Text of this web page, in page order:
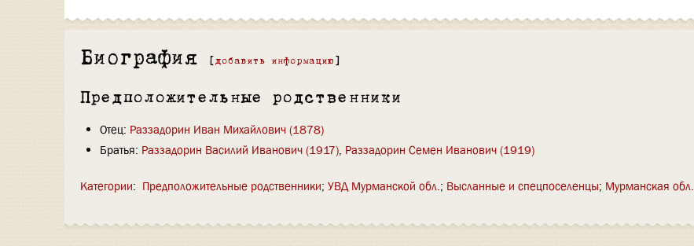
Биография [ добавить информацию ]
Предположительные родственники
Отец: Раззадорин Иван Михайлович (1878)
Братья: Раззадорин Василий Иванович (1917), Раззадорин Семен Иванович (1919)
Категории: Предположительные родственники УВД Мурманской обл. Высланные и спецпоселенцы Мурманская обл.